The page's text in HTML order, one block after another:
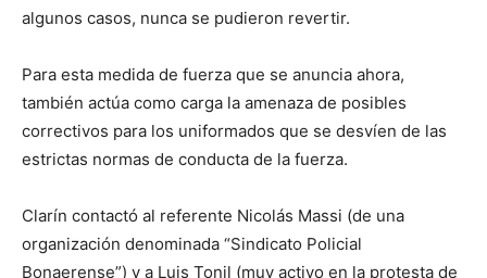
algunos casos, nunca se pudieron revertir.
Para esta medida de fuerza que se anuncia ahora,
también actúa como carga la amenaza de posibles
correctivos para los uniformados que se desvíen de las
estrictas normas de conducta de la fuerza.
Clarín contactó al referente Nicolás Massi (de una
organización denominada “Sindicato Policial
Bonaerense”) y a Luis Tonil (muy activo en la protesta de